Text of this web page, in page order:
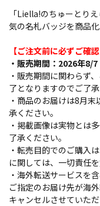
「Liella!のちゅーとり
気の名札バッジを商品化
【ご注文前に必ずご確
・販売期間：2026年8/
・販売期間に関わらず
了となりますのでご了承
・商品のお届けは8月
承ください。
・掲載画像は実物とは
了承ください。
・転売目的でのご購入
に関しては、一切責任を
・海外転送サービスを
ご指定のお届け先が海
キャンセルさせていただ